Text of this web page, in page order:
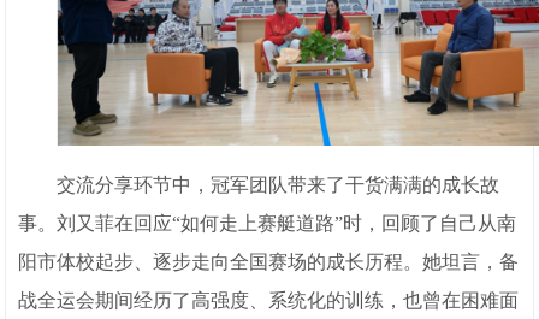
交流分享环节中，冠军团队带来了干货满满的成长故
事。刘又菲在回应“如何走上赛艇道路”时，回顾了自己从南
阳市体校起步、逐步走向全国赛场的成长历程。她坦言，备
战全运会期间经历了高强度、系统化的训练，也曾在困难面